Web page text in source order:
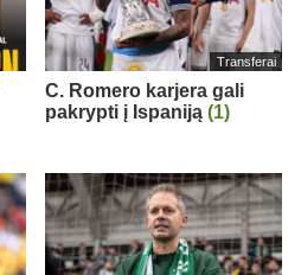
Transferai
C. Romero karjera gali
pakrypti į Ispaniją (1)